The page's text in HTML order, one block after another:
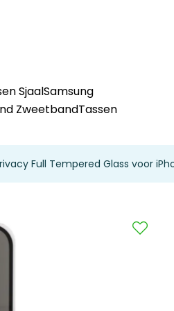
SjaalSamsung
ZweetbandTassen
Full Tempered Glass voor